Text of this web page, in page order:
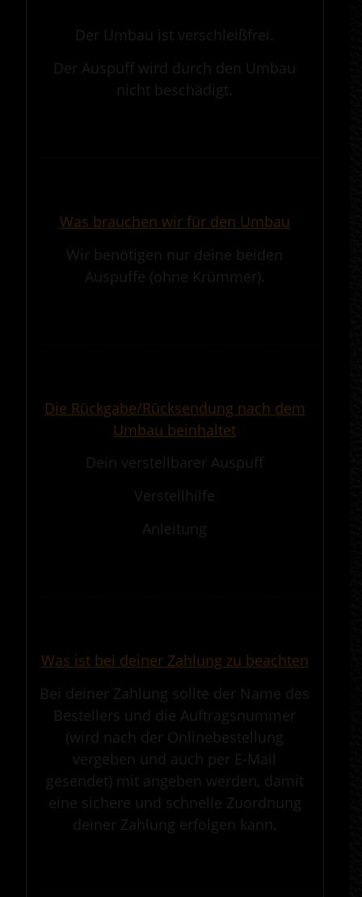
Der Umbau ist verschleißfrei.
Der Auspuff wird durch den Umbau
nicht beschädigt.
Was brauchen wir für den Umbau
Wir benötigen nur deine beiden
Auspuffe (ohne Krümmer).
Die Rückgabe/Rücksendung nach dem
Umbau beinhaltet
Dein verstellbarer Auspuff
Verstellhilfe
Anleitung
Was ist bei deiner Zahlung zu beachten
Bei deiner Zahlung sollte der Name des
Bestellers und die Auftragsnummer
(wird nach der Onlinebestellung
vergeben und auch per E-Mail
gesendet) mit angeben werden, damit
eine sichere und schnelle Zuordnung
deiner Zahlung erfolgen kann.